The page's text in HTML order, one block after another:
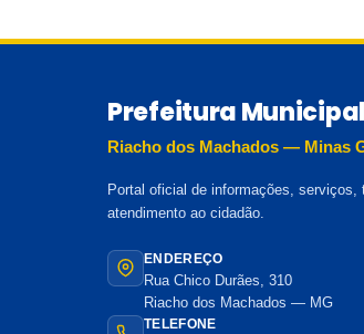
Prefeitura Municipal
Riacho dos Machados — Minas
Portal oficial de informações, serviços,
atendimento ao cidadão.
ENDEREÇO
Rua Chico Durães, 310
Riacho dos Machados — MG
TELEFONE